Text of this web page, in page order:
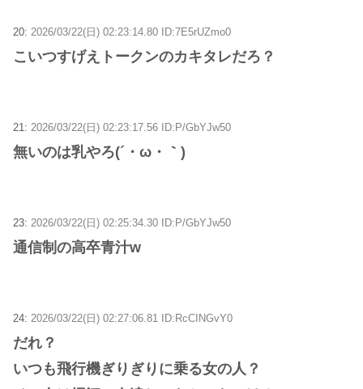
20: 2026/03/22(日) 02:23:14.80 ID:7E5rUZmo0
こいつすげえトークンのカキタレだろ？
21: 2026/03/22(日) 02:23:17.56 ID:P/GbYJw50
無いのは乳やろ(´・ω・｀)
23: 2026/03/22(日) 02:25:34.30 ID:P/GbYJw50
通信制の高卒青汁w
24: 2026/03/22(日) 02:27:06.81 ID:RcCINGvY0
だれ？
いつも飛行機ぎりぎりに乗る女の人？